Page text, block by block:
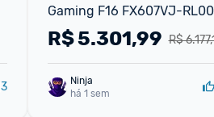
3
Gaming F16 FX607VJ-
Core 5 210H 8GB RAM
RTX 3050 Mecha Gray Asus
R$
R$5.301,99
há 1 sem